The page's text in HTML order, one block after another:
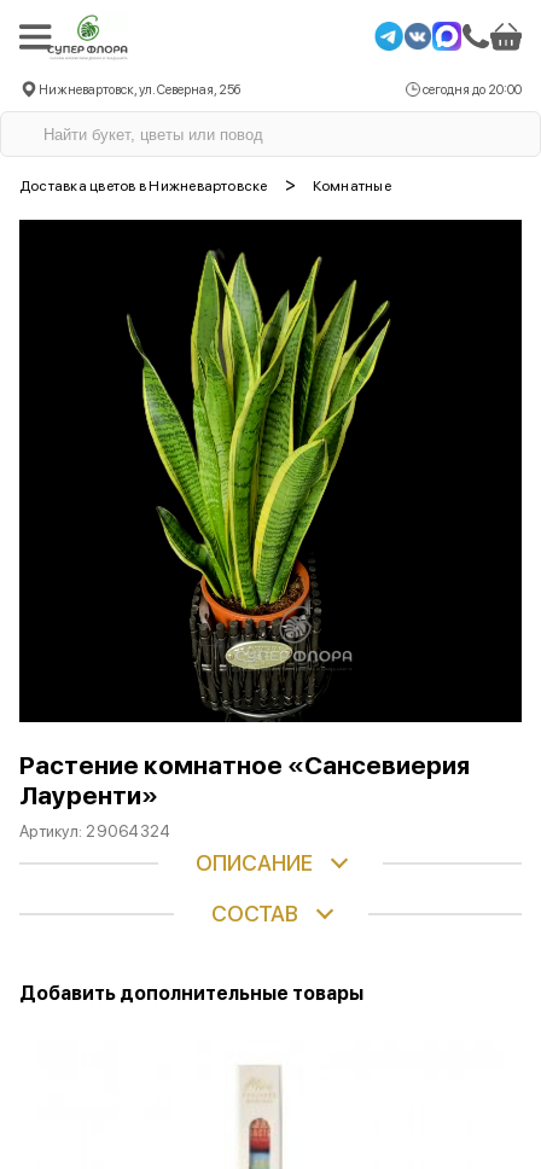
Нижневартовск, ул. Северная, 25б сегодня до 20:00
Доставка цветов в Нижневартовске > Комнатные
Растение комнатное «Сансевиерия
Лауренти»
Артикул: 29064324
ОПИСАНИЕ
СОСТАВ
Добавить дополнительные товары